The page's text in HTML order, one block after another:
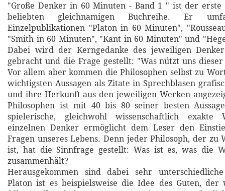
"Große Denker in 60 Minuten - Band 1 " ist der erste
beliebten gleichnamigen Buchreihe. Er
Einzelpublikationen "Platon in 60 Minuten",
"Smith in 60 Minuten", "Kant in 60 Minuten" und
Dabei wird der Kerngedanke des jeweiligen
gebracht und die Frage gestellt: "Was nützt uns dieser
Vor allem aber kommen die Philosophen selbst zu
wichtigsten Aussagen als Zitate in Sprechblasen
und ihre Herkunft aus den jeweiligen Werken
Philosophen ist mit 40 bis 80 seiner besten
spielerische, gleichwohl wissenschaftlich exakte
einzelnen Denker ermöglicht dem Leser den
Fragen unseres Lebens. Denn jeder Philosoph, der zu
ist, hat die Sinnfrage gestellt: Was ist es, was die
zusammenhält?
Herausgekommen sind dabei sehr
Platon ist es beispielsweise die Idee des Guten, der